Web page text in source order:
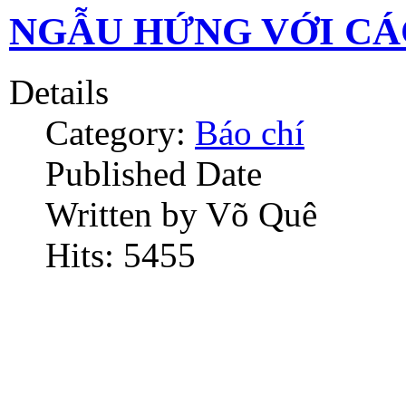
NGẪU HỨNG VỚI
Details
Category: Báo chí
Published Date
Written by Võ Quê
Hits: 5455